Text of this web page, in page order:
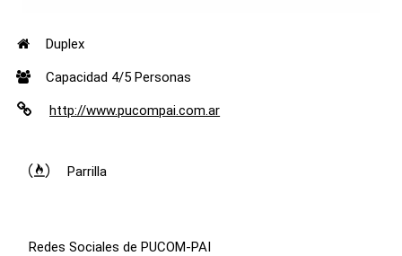
Duplex
Capacidad 4/5 Personas
http://www.pucompai.com.ar
Parrilla
Redes Sociales de PUCOM-PAI